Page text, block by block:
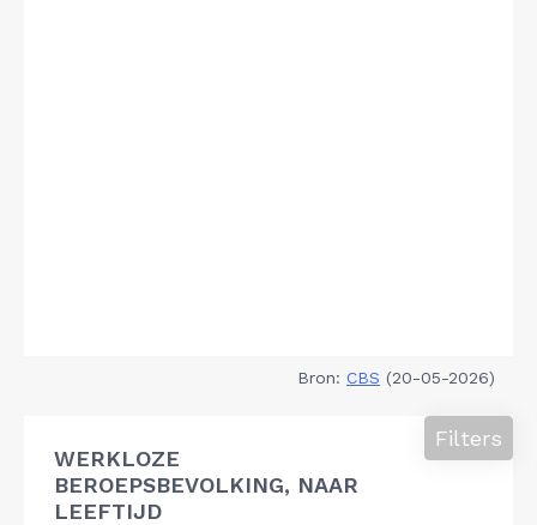
Bron: CBS (20-05-2026)
WERKLOZE
BEROEPSBEVOLKING, NAAR
LEEFTIJD
Filters